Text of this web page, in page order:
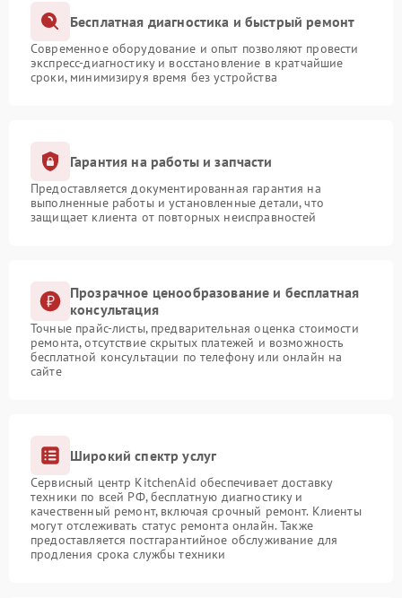
Бесплатная диагностика и быстрый ремонт
Современное оборудование и опыт позволяют провести
экспресс-диагностику и восстановление в кратчайшие
сроки, минимизируя время без устройства
Гарантия на работы и запчасти
Предоставляется документированная гарантия на
выполненные работы и установленные детали, что
защищает клиента от повторных неисправностей
Прозрачное ценообразование и бесплатная
консультация
Точные прайс-листы, предварительная оценка стоимости
ремонта, отсутствие скрытых платежей и возможность
бесплатной консультации по телефону или онлайн на
сайте
Широкий спектр услуг
Сервисный центр KitchenAid обеспечивает доставку
техники по всей РФ, бесплатную диагностику и
качественный ремонт, включая срочный ремонт. Клиенты
могут отслеживать статус ремонта онлайн. Также
предоставляется постгарантийное обслуживание для
продления срока службы техники